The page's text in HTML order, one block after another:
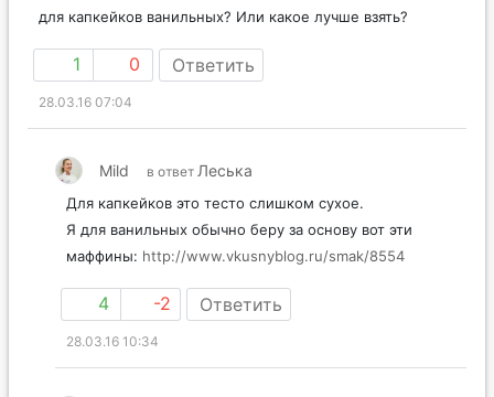
для капкейков ванильных? Или какое лучше взять?
1 0 Ответить
28.03.16 07:04
Mild в ответ Леська
Для капкейков это тесто слишком сухое.
Я для ванильных обычно беру за основу вот эти
маффины: http://www.vkusnyblog.ru/smak/8554
4 -2 Ответить
28.03.16 10:34